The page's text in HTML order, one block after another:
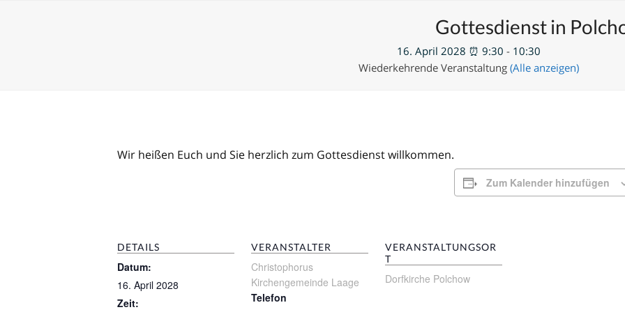
Gottesdienst in
16. April 2028 ⏰ 9:30 - 10:30
Wiederkehrende Veranstaltung (Alle anzeigen)
Wir heißen Euch und Sie herzlich zum Gottesdienst willkommen.
Zum Kalender hinzufügen
DETAILS
Datum:
16. April 2028
Zeit:
VERANSTALTER
Christophorus
Kirchengemeinde Laage
Telefon
VERANSTALTUNGSOR
T
Dorfkirche Polchow